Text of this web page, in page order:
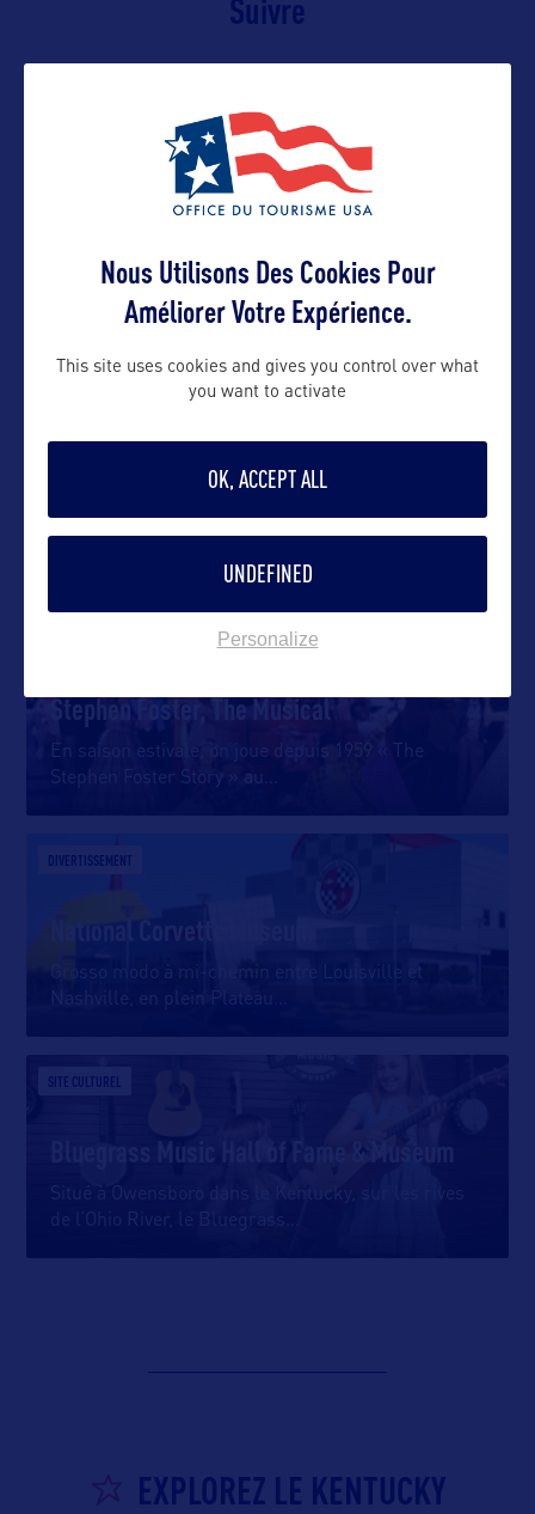
Suivre
VOIR LE SITE
DANS LA MÊME CATEGORIE
Stephen Foster, The Musical
En saison estivale, on joue depuis 1959 « The
Stephen Foster Story » au
DIVERTISSEMENT
National Corvette Museum
Grosso modo à mi-chemin entre Louisville et
Nashville, en plein Plateau
SITE CULTUREL
Bluegrass Music Hall of Fame & Museum
de l’Ohio River, le Bluegrass
EXPLOREZ LE KENTUCKY
Nous Utilisons Des Cookies Pour
Améliorer Votre Expérience.
This site uses cookies and gives you control over what
you want to activate
OK, ACCEPT ALL
UNDEFINED
Personalize